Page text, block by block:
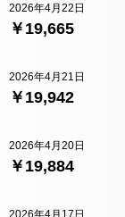
￥19,665
2026年4月22日
￥19,942
2026年4月21日
￥19,884
2026年4月20日
2026年4月17日